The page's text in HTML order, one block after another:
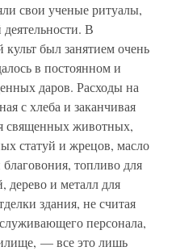
свои ученые ритуалы,
В
культ был занятием очень
в постоянном и
даров. Расходы на
с хлеба и заканчивая
священных животных,
статуй и жрецов, масло
топливо для
и металл для
здания, не считая
персонала,
— все это лишь